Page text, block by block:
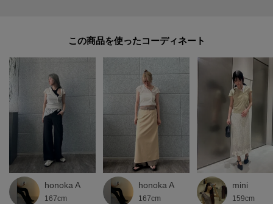
【CODE A ｜ コードエー】
好きなファッションを自分らしく自由に楽しむすべての女性たちへ
※照明の関係により、実際よりも色味が違って見える場合があります。ま
た、パソコン・スマートフォンなどの環境により、若干製品と画像のカラー
が異なる場合もございます。
この商品を使った
honoka A
167cm
honoka A
167cm
mini
159cm